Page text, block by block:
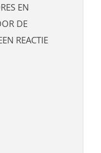
EN
DE
REACTIE